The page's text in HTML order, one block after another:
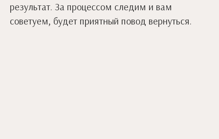
результат. За процессом следим и вам
советуем, будет приятный повод вернуться.